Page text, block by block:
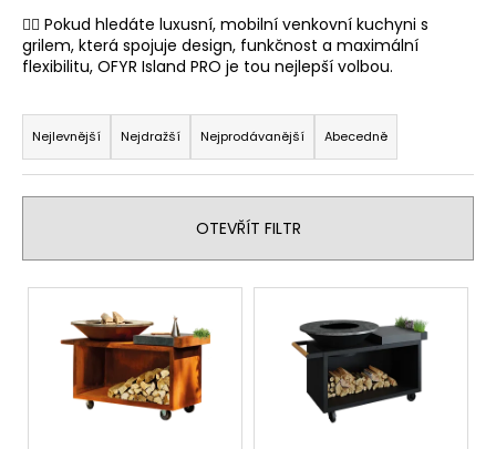
👉🏻 Pokud hledáte luxusní, mobilní venkovní kuchyni s
grilem, která spojuje design, funkčnost a maximální
flexibilitu, OFYR Island PRO je tou nejlepší volbou.
Ř
a
z
e
í
p
Nejlevnější Nejdražší Nejprodávanější Abecedně
OTEVŘÍT FILTR
V
HLEDAT
D
o
p
r